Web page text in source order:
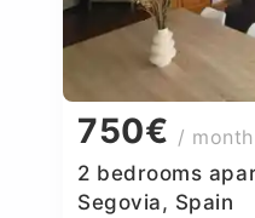
750€ / month
2 bedrooms
Segovia, Spain